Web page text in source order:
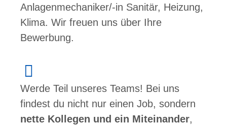
Anlagenmechaniker/-in Sanitär, Heizung,
Klima. Wir freuen uns über Ihre
Bewerbung.
Werde Teil unseres Teams! Bei uns
findest du nicht nur einen Job, sondern
nette Kollegen und ein Miteinander,